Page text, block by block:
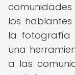
los
la fotografía
una
a las